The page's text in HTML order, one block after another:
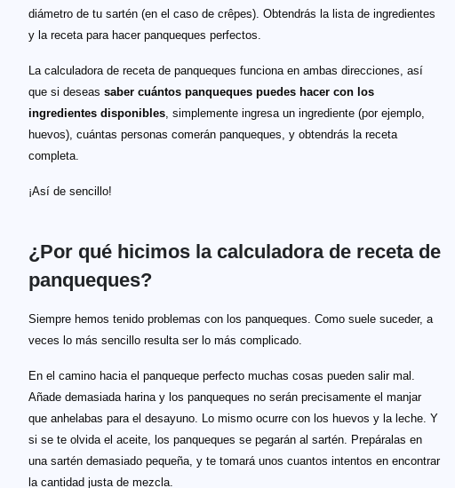
diámetro de tu sartén (en el caso de crêpes). Obtendrás la lista de ingredientes
y la receta para hacer panqueques perfectos.
La calculadora de receta de panqueques funciona en ambas direcciones, así
que si deseas saber cuántos panqueques puedes hacer con los
ingredientes disponibles, simplemente ingresa un ingrediente (por ejemplo,
huevos), cuántas personas comerán panqueques, y obtendrás la receta
completa.
¡Así de sencillo!
¿Por qué hicimos la calculadora de receta de
panqueques?
Siempre hemos tenido problemas con los panqueques. Como suele suceder, a
veces lo más sencillo resulta ser lo más complicado.
En el camino hacia el panqueque perfecto muchas cosas pueden salir mal.
Añade demasiada harina y los panqueques no serán precisamente el manjar
que anhelabas para el desayuno. Lo mismo ocurre con los huevos y la leche. Y
si se te olvida el aceite, los panqueques se pegarán al sartén. Prepáralas en
una sartén demasiado pequeña, y te tomará unos cuantos intentos en encontrar
la cantidad justa de mezcla.